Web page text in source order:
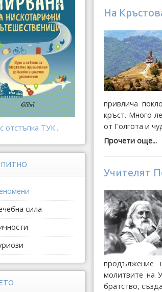
На
привлича
кръст. Много
от Голгота и
Прочети още...
Учителят
продължение
молитвите на
братство,
отстъпка ТУК...
сила